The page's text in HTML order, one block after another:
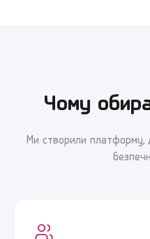
Чому
Ми створили